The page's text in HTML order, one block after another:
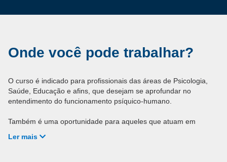
Onde você pode trabalhar?
O curso é indicado para profissionais das áreas de Psicologia,
Saúde, Educação e afins, que desejam se aprofundar no
entendimento do funcionamento psíquico-humano.
Também é uma oportunidade para aqueles que atuam em
acadêmica e programas de qualidade de vida, buscando ampliar
Ler mais